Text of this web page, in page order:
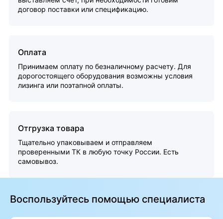
договор поставки или спецификацию.
Оплата
Принимаем оплату по безналичному расчету. Для
дорогостоящего оборудования возможны условия
лизинга или поэтапной оплаты.
Отгрузка товара
Тщательно упаковываем и отправляем
проверенными ТК в любую точку России. Есть
самовывоз.
Воспользуйтесь помощью специалиста